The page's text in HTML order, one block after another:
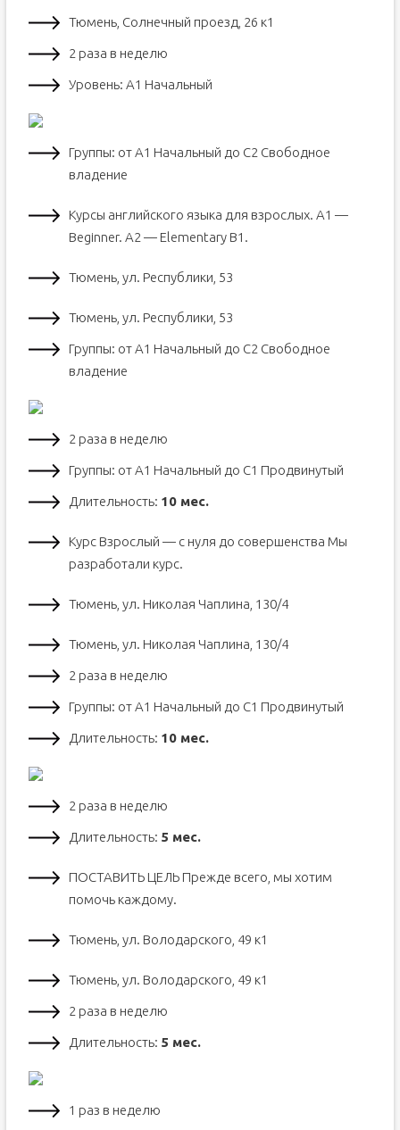
Тюмень, Солнечный проезд, 26 к1
2 раза в неделю
Уровень: А1 Начальный
Группы: от А1 Начальный до С2 Свободное
владение
Курсы английского языка для взрослых. A1 —
Beginner. A2 — Elementary B1.
Тюмень, ул. Республики, 53
Тюмень, ул. Республики, 53
Группы: от А1 Начальный до С2 Свободное
владение
2 раза в неделю
Группы: от А1 Начальный до С1 Продвинутый
Длительность: 10 мес.
Курс Взрослый — с нуля до совершенства Мы
разработали курс.
Тюмень, ул. Николая Чаплина, 130/4
Тюмень, ул. Николая Чаплина, 130/4
2 раза в неделю
Группы: от А1 Начальный до С1 Продвинутый
Длительность: 10 мес.
2 раза в неделю
Длительность: 5 мес.
ПОСТАВИТЬ ЦЕЛЬ Прежде всего, мы хотим
помочь каждому.
Тюмень, ул. Володарского, 49 к1
Тюмень, ул. Володарского, 49 к1
2 раза в неделю
Длительность: 5 мес.
1 раз в неделю